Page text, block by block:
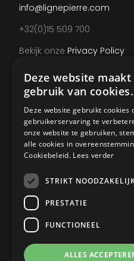
info@lignepierre.com
+32(0)15 509 700
Bekijk onze Privacy Policy
Wegens teambuilding
donderdag 20 augustus
VRAAG INFO AAN
Deze website maakt
gebruik van cookies.
Deze website gebruikt cookies
gebruikerservaring te
onze website te gebruiken,
alle cookies in
Cookiebeleid. Lees verder
STRIKT
PRESTATIE
FUNCTIONEEL
ALLES